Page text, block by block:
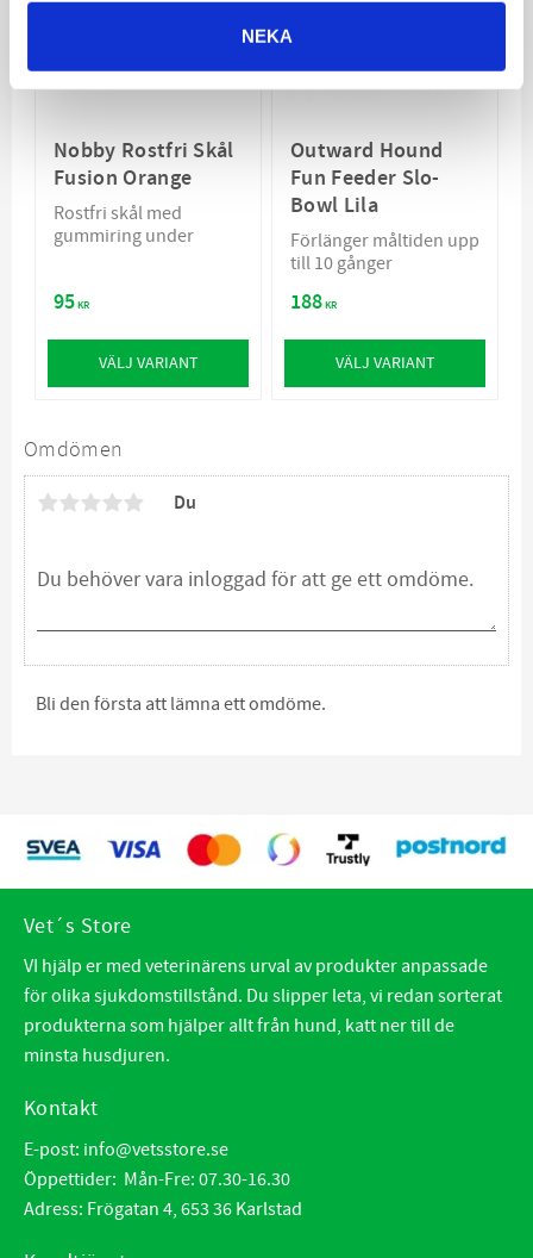
NEKA
Omdömen
Du
Bli den första att lämna ett omdöme.
Nobby Rostfri Skål
Fusion Orange
Rostfri skål med
gummiring under
95KR
VÄLJ VARIANT
Outward Hound
Fun Feeder Slo-
Bowl Lila
Förlänger måltiden upp
till 10 gånger
188KR
VÄLJ VARIANT
Vet´s Store
VI hjälp er med veterinärens urval av produkter anpassade
för olika sjukdomstillstånd. Du slipper leta, vi redan sorterat
produkterna som hjälper allt från hund, katt ner till de
minsta husdjuren.
Kontakt
E-post: info@vetsstore.se
Öppettider: Mån-Fre: 07.30-16.30
Adress: Frögatan 4, 653 36 Karlstad